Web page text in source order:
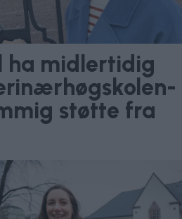
ha midlertidig
støtte fra